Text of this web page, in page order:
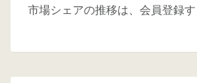
市場シェアの推移は、会員登録